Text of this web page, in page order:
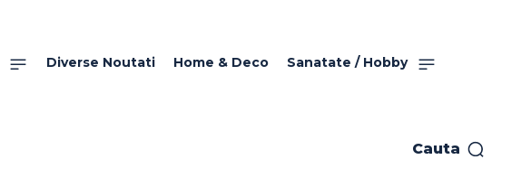
Diverse Noutati Home & Deco Sanatate / Hobby
Cauta